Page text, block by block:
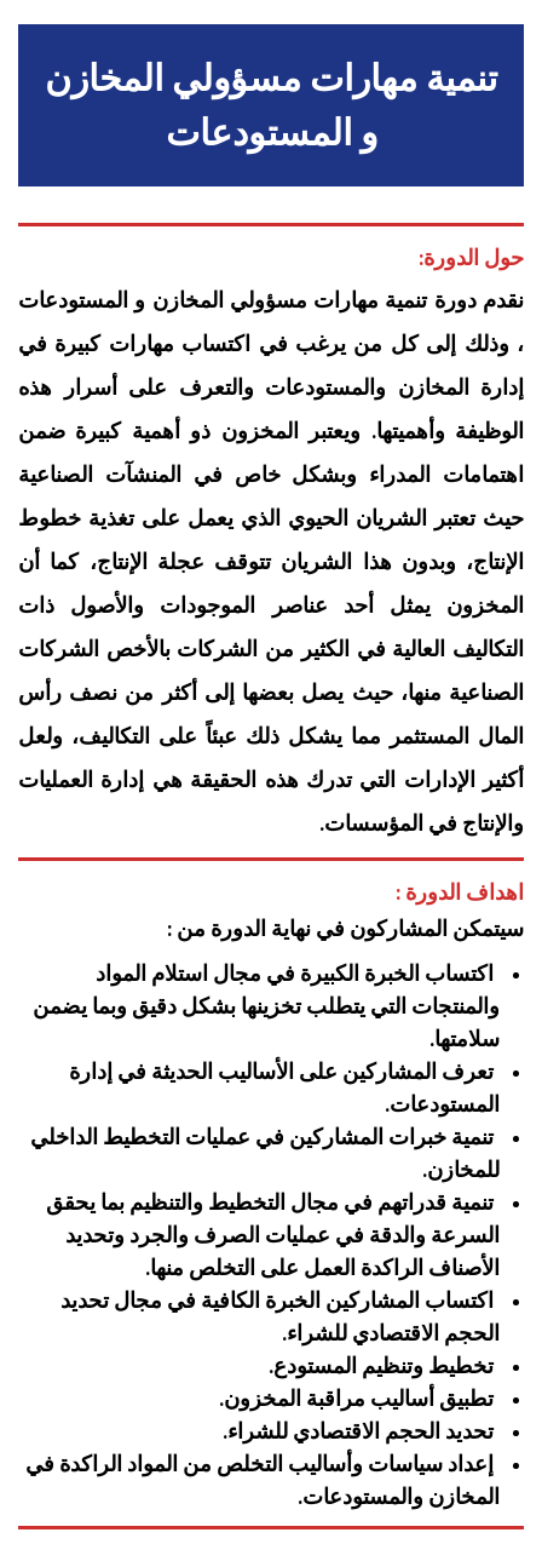
تنمية مهارات مسؤولي المخازن
و المستودعات
حول الدورة:
نقدم دورة تنمية مهارات مسؤولي المخازن و المستودعات
، وذلك إلى كل من يرغب في اكتساب مهارات كبيرة في
إدارة المخازن والمستودعات والتعرف على أسرار هذه
الوظيفة وأهميتها. ويعتبر المخزون ذو أهمية كبيرة ضمن
اهتمامات المدراء وبشكل خاص في المنشآت الصناعية
حيث تعتبر الشريان الحيوي الذي يعمل على تغذية خطوط
الإنتاج، وبدون هذا الشريان تتوقف عجلة الإنتاج، كما أن
المخزون يمثل أحد عناصر الموجودات والأصول ذات
التكاليف العالية في الكثير من الشركات بالأخص الشركات
الصناعية منها، حيث يصل بعضها إلى أكثر من نصف رأس
المال المستثمر مما يشكل ذلك عبئاً على التكاليف، ولعل
أكثير الإدارات التي تدرك هذه الحقيقة هي إدارة العمليات
والإنتاج في المؤسسات.
اهداف الدورة :
سيتمكن المشاركون في نهاية الدورة من :
اكتساب الخبرة الكبيرة في مجال استلام المواد
والمنتجات التي يتطلب تخزينها بشكل دقيق وبما يضمن
سلامتها.
تعرف المشاركين على الأساليب الحديثة في إدارة
المستودعات.
تنمية خبرات المشاركين في عمليات التخطيط الداخلي
للمخازن.
تنمية قدراتهم في مجال التخطيط والتنظيم بما يحقق
السرعة والدقة في عمليات الصرف والجرد وتحديد
الأصناف الراكدة العمل على التخلص منها.
اكتساب المشاركين الخبرة الكافية في مجال تحديد
الحجم الاقتصادي للشراء.
تخطيط وتنظيم المستودع.
تطبيق أساليب مراقبة المخزون.
تحديد الحجم الاقتصادي للشراء.
إعداد سياسات وأساليب التخلص من المواد الراكدة في
المخازن والمستودعات.